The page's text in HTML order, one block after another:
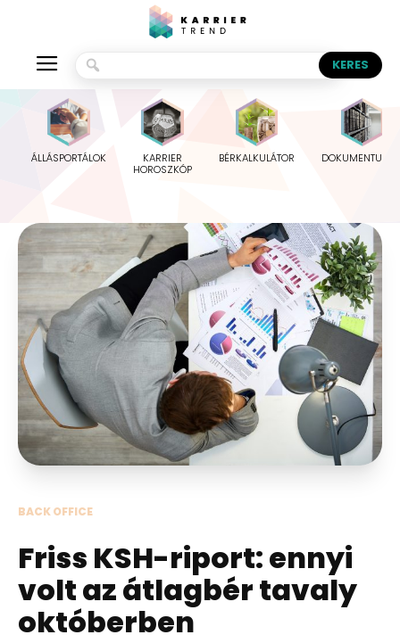
ÁLLÁSPORTÁLOK
KARRIER
HOROSZKÓP
BÉRKALKULÁTOR
BACK OFFICE
Friss KSH-riport: ennyi
volt az átlagbér tavaly
októberben